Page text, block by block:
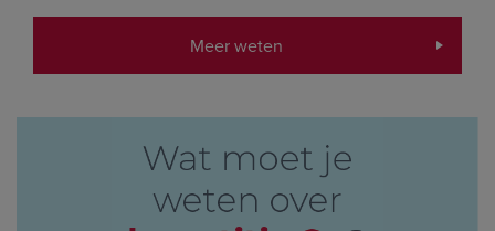
Meer weten